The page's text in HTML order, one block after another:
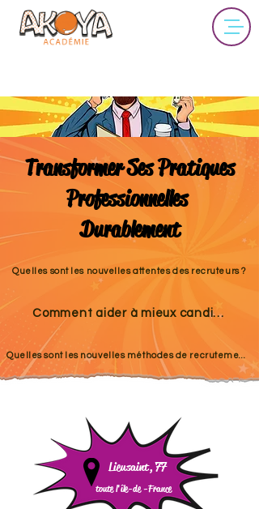
Transformer Ses Pratiques
Professionnelles
Durablement
Quelles sont les nouvelles attentes des recruteurs ?
Comment aider à mieux candidater ?
Quelles sont les nouvelles méthodes de recrutement ?
toute l'île-de -France
Lieusaint, 77